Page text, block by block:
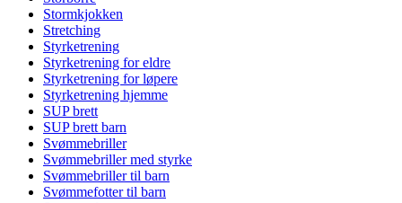
Stormkjokken
Stretching
Styrketrening
Styrketrening for eldre
Styrketrening for løpere
Styrketrening hjemme
SUP brett
SUP brett barn
Svømmebriller
Svømmebriller med styrke
Svømmebriller til barn
Svømmefotter til barn